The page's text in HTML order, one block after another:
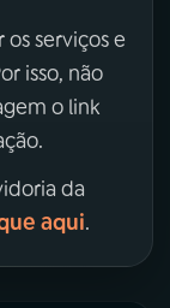
os serviços e
isso, não
o link
da
aqui.